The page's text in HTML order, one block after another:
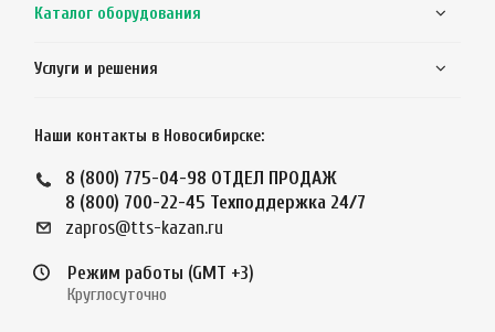
Каталог оборудования
Услуги и решения
Наши контакты в Новосибирске:
8 (800) 775-04-98 ОТДЕЛ ПРОДАЖ
8 (800) 700-22-45 Техподдержка 24/7
zapros@tts-kazan.ru
Режим работы (GMT +3)
Круглосуточно